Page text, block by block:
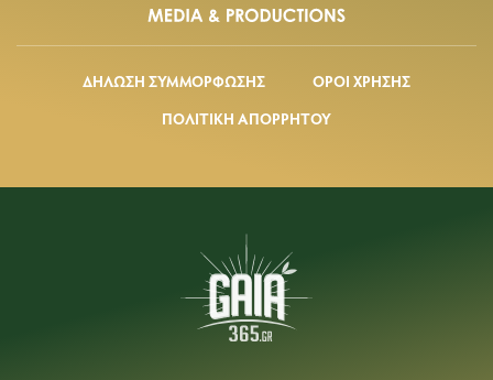
ΔΗΛΩΣΗ ΣΥΜΜΟΡΦΩΣΗΣ
ΟΡΟΙ ΧΡΗΣΗΣ
ΠΟΛΙΤΙΚΗ ΑΠΟΡΡΗΤΟΥ